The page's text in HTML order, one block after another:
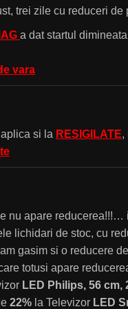
trei zile cu reduceri de
a dat startul
vara
si la RESIGILATE,
nu apare
lichidari de stoc, cu
gasim si o reducere de
totusi apare
LED Philips, 56 cm,
22% la Televizor LED